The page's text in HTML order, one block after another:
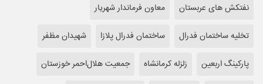
نفتکش های عربستان
معاون فرماندار شهریار
تخلیه ساختمان فدرال
ساختمان فدرال پلازا
شهیدان مظفر
پارکینگ اربعین
زلزله کرمانشاه
جمعیت هلال‌احمر خوزستان